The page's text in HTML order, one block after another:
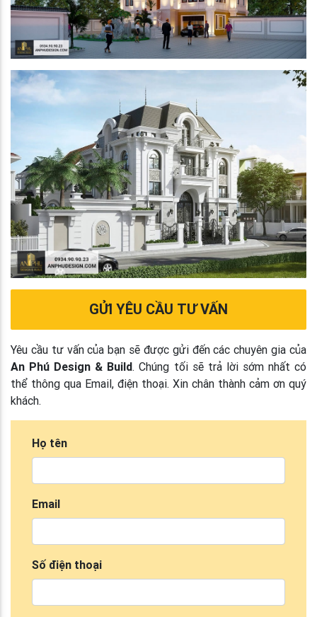
GỬI YÊU CẦU TƯ VẤN
Yêu cầu tư vấn của bạn sẽ được gửi đến các chuyên gia của
An Phú Design & Build. Chúng tối sẽ trả lời sớm nhất có
thể thông qua Email, điện thoại. Xin chân thành cảm ơn quý
khách.
Họ tên
Email
Số điện thoại